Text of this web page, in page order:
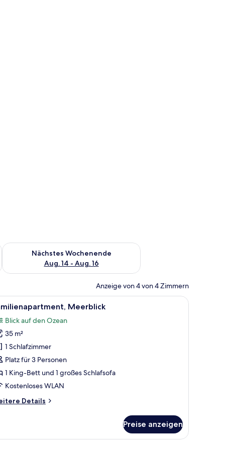
Aug. 7 - Aug. 9.
Nächstes Wochenende
Aug. 14 - Aug. 16
Überprüfe die Verfügbarkeit für nächstes Wochenende, Aug.
Anzeige von 4 von 4 Zimmern
und Blumenvase steht daneben.
einem Fenster mit Jalousien, einem Nachttisch mit Lampe und einer
Ein Schlafzimmer mit Bett, Kissen, einem
7 Meerblick
Blick auf den Ozean
35 m²
1 Schlafzimmer
Platz für 3 Personen
1 King-Bett und 1 großes Schlafsofa
Kostenloses WLAN
Details
Preise anzeigen